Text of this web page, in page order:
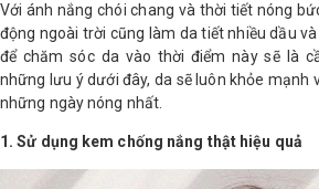
Với ánh nắng chói chang và thời tiết nóng
động ngoài trời cũng làm da tiết nhiều dầu
để chăm sóc da vào thời điểm này sẽ là
những lưu ý dưới đây, da sẽ luôn khỏe mạnh
những ngày nóng nhất.
1. Sử dụng kem chống nắng thật hiệu quả